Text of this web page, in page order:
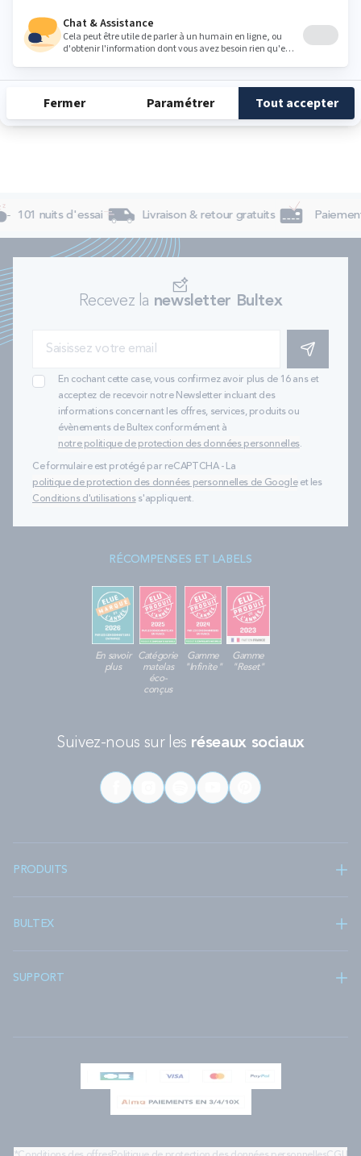
Vendredi 09:30 - 12:00 14:00 - 19:00
Dimanche Fermé
101 nuits d'essai Livraison & retour gratuits
Recevez la newsletter Bultex
S'INSCRIRE
En cochant cette case, vous confirmez avoir plus de 16 ans et
acceptez de recevoir notre Newsletter incluant des
informations concernant les offres, services, produits ou
évènements de Bultex conformément à
notre politique de protection des données personnelles.
Ce formulaire est protégé par reCAPTCHA - La
politique de protection des données personnelles de Googleet les
Conditions d'utilisationss'appliquent.
RÉCOMPENSES ET LABELS
En savoir
plus
Catégorie
matelas
éco-
conçus
Gamme
"Infinite"
Gamme
"Reset"
Suivez-nous sur les réseaux sociaux
PRODUITS
BULTEX
SUPPORT